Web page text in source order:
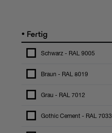
• Fertig
Schwarz - RAL 9005
Braun - RAL 8019
Grau - RAL 7012
Gothic Cement - RAL 7033